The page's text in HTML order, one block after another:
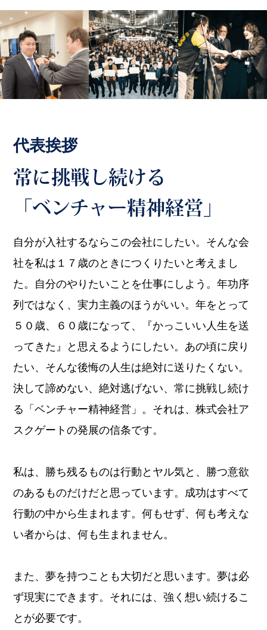
代表挨拶
常に挑戦し続ける
「ベンチャー精神経営」
自分が入社するならこの会社にしたい。そんな会
社を私は１７歳のときにつくりたいと考えまし
た。自分のやりたいことを仕事にしよう。年功序
列ではなく、実力主義のほうがいい。年をとって
５０歳、６０歳になって、『かっこいい人生を送
ってきた』と思えるようにしたい。あの頃に戻り
たい、そんな後悔の人生は絶対に送りたくない。
決して諦めない、絶対逃げない、常に挑戦し続け
る「ベンチャー精神経営」。それは、株式会社ア
スクゲートの発展の信条です。
私は、勝ち残るものは行動とヤル気と、勝つ意欲
のあるものだけだと思っています。成功はすべて
行動の中から生まれます。何もせず、何も考えな
い者からは、何も生まれません。
また、夢を持つことも大切だと思います。夢は必
ず現実にできます。それには、強く想い続けるこ
とが必要です。